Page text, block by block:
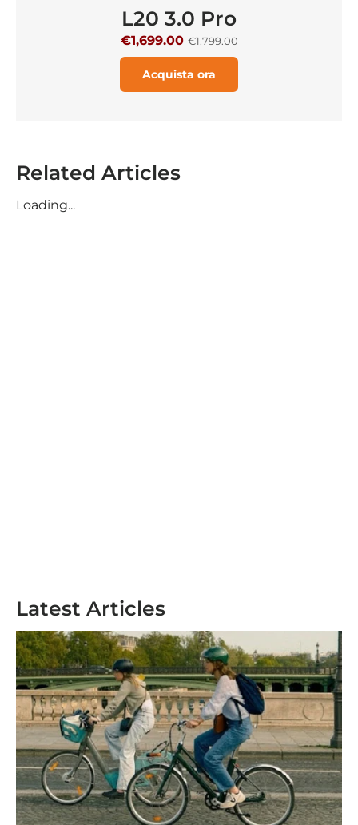
L20 3.0 Pro
€1,699.00€1,799.00
Acquista ora
Latest Articles
Related Articles
Loading...